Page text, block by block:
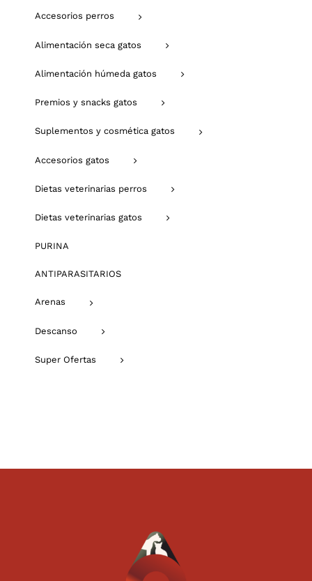
Accesorios perros
Alimentación seca gatos
Alimentación húmeda gatos
Premios y snacks gatos
Suplementos y cosmética gatos
Accesorios gatos
Dietas veterinarias perros
Dietas veterinarias gatos
PURINA
ANTIPARASITARIOS
Arenas
Descanso
Super Ofertas